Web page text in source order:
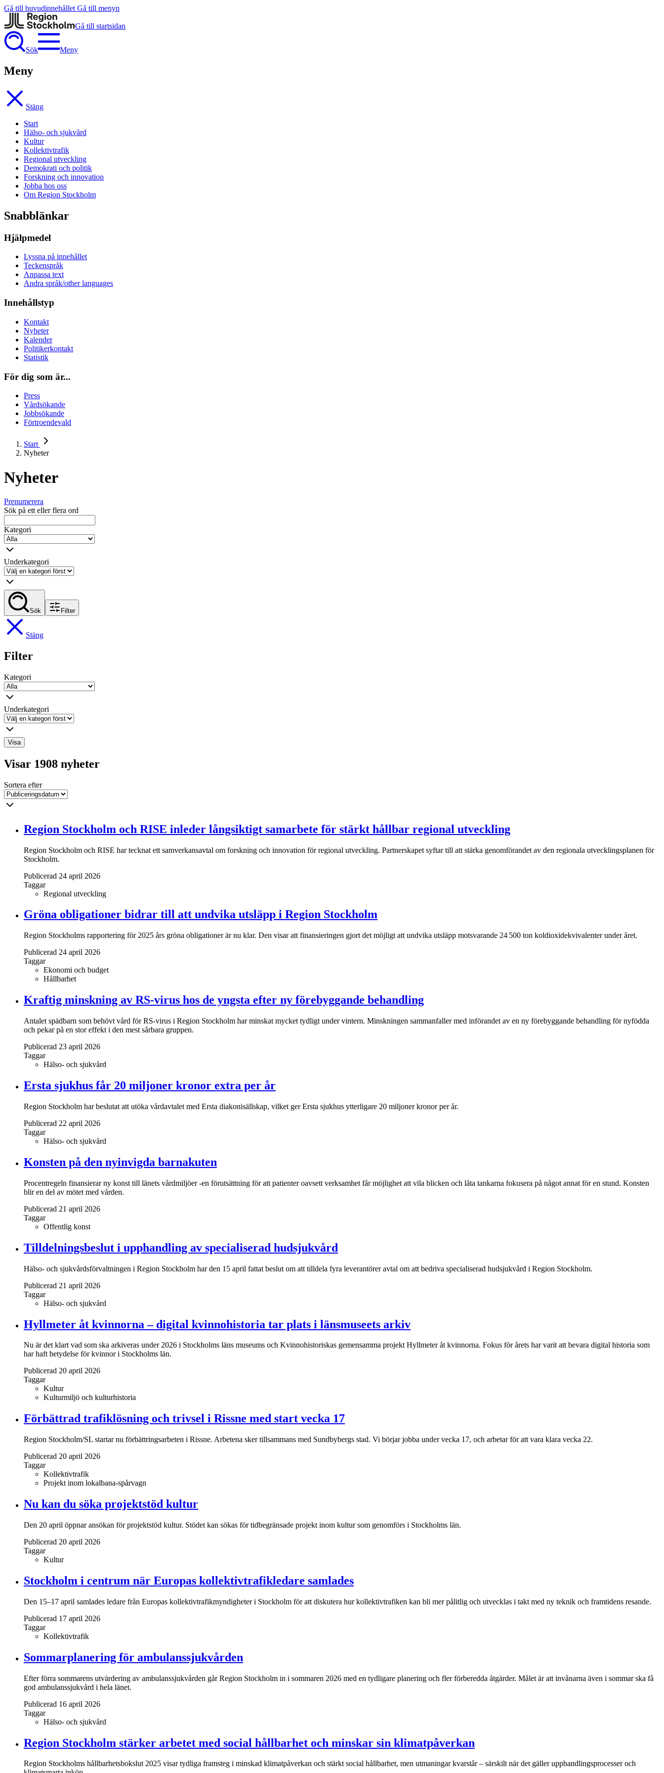
Gå till huvudinnehållet Gå till menyn
Gå till startsidan
Sök Meny
Meny
Stäng
Start
Hälso- och sjukvård
Kultur
Kollektivtrafik
Regional utveckling
Demokrati och politik
Forskning och innovation
Jobba hos oss
Om Region Stockholm
Snabblänkar
Hjälpmedel
Lyssna på innehållet
Teckenspråk
Anpassa text
Andra språk/other languages
Innehållstyp
Kontakt
Nyheter
Kalender
Politikerkontakt
Statistik
För dig som är...
Press
Vårdsökande
Jobbsökande
Förtroendevald
Start
Nyheter
Nyheter
Prenumerera
Sök på ett eller flera ord
Kategori
Underkategori
Sök Filter
Stäng
Filter
Kategori
Underkategori
Visa
Visar 1908 nyheter
Sortera efter
Region Stockholm och RISE inleder långsiktigt samarbete för stärkt hållbar regional utveckling
Region Stockholm och RISE har tecknat ett samverkansavtal om forskning och innovation för regional utveckling. Partnerskapet syftar till att stärka genomförandet av den regionala utvecklingsplanen för
Stockholm.
Publicerad 24 april 2026
Taggar
Regional utveckling
Gröna obligationer bidrar till att undvika utsläpp i Region Stockholm
Region Stockholms rapportering för 2025 års gröna obligationer är nu klar. Den visar att finansieringen gjort det möjligt att undvika utsläpp motsvarande 24 500 ton koldioxidekvivalenter under året.
Publicerad 24 april 2026
Taggar
Ekonomi och budget
Hållbarhet
Kraftig minskning av RS-virus hos de yngsta efter ny förebyggande behandling
Antalet spädbarn som behövt vård för RS-virus i Region Stockholm har minskat mycket tydligt under vintern. Minskningen sammanfaller med införandet av en ny förebyggande behandling för nyfödda
och pekar på en stor effekt i den mest sårbara gruppen.
Publicerad 23 april 2026
Taggar
Hälso- och sjukvård
Ersta sjukhus får 20 miljoner kronor extra per år
Region Stockholm har beslutat att utöka vårdavtalet med Ersta diakonisällskap, vilket ger Ersta sjukhus ytterligare 20 miljoner kronor per år.
Publicerad 22 april 2026
Taggar
Hälso- och sjukvård
Konsten på den nyinvigda barnakuten
Procentregeln finansierar ny konst till länets vårdmiljöer -en förutsättning för att patienter oavsett verksamhet får möjlighet att vila blicken och låta tankarna fokusera på något annat för en stund. Konsten
blir en del av mötet med vården.
Publicerad 21 april 2026
Taggar
Offentlig konst
Tilldelningsbeslut i upphandling av specialiserad hudsjukvård
Hälso- och sjukvårdsförvaltningen i Region Stockholm har den 15 april fattat beslut om att tilldela fyra leverantörer avtal om att bedriva specialiserad hudsjukvård i Region Stockholm.
Publicerad 21 april 2026
Taggar
Hälso- och sjukvård
Hyllmeter åt kvinnorna – digital kvinnohistoria tar plats i länsmuseets arkiv
Nu är det klart vad som ska arkiveras under 2026 i Stockholms läns museums och Kvinnohistoriskas gemensamma projekt Hyllmeter åt kvinnorna. Fokus för årets har varit att bevara digital historia som
har haft betydelse för kvinnor i Stockholms län.
Publicerad 20 april 2026
Taggar
Kultur
Kulturmiljö och kulturhistoria
Förbättrad trafiklösning och trivsel i Rissne med start vecka 17
Region Stockholm/SL startar nu förbättringsarbeten i Rissne. Arbetena sker tillsammans med Sundbybergs stad. Vi börjar jobba under vecka 17, och arbetar för att vara klara vecka 22.
Publicerad 20 april 2026
Taggar
Kollektivtrafik
Projekt inom lokalbana-spårvagn
Nu kan du söka projektstöd kultur
Den 20 april öppnar ansökan för projektstöd kultur. Stödet kan sökas för tidbegränsade projekt inom kultur som genomförs i Stockholms län.
Publicerad 20 april 2026
Taggar
Kultur
Stockholm i centrum när Europas kollektivtrafikledare samlades
Den 15–17 april samlades ledare från Europas kollektivtrafikmyndigheter i Stockholm för att diskutera hur kollektivtrafiken kan bli mer pålitlig och utvecklas i takt med ny teknik och framtidens resande.
Publicerad 17 april 2026
Taggar
Kollektivtrafik
Sommarplanering för ambulanssjukvården
Efter förra sommarens utvärdering av ambulanssjukvården går Region Stockholm in i sommaren 2026 med en tydligare planering och fler förberedda åtgärder. Målet är att invånarna även i sommar ska få
god ambulanssjukvård i hela länet.
Publicerad 16 april 2026
Taggar
Hälso- och sjukvård
Region Stockholm stärker arbetet med social hållbarhet och minskar sin klimatpåverkan
Region Stockholms hållbarhetsbokslut 2025 visar tydliga framsteg i minskad klimatpåverkan och stärkt social hållbarhet, men utmaningar kvarstår – särskilt när det gäller upphandlingsprocesser och